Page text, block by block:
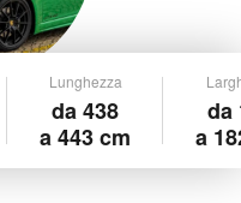
Lunghezza
da 438
a 443 cm
da
a